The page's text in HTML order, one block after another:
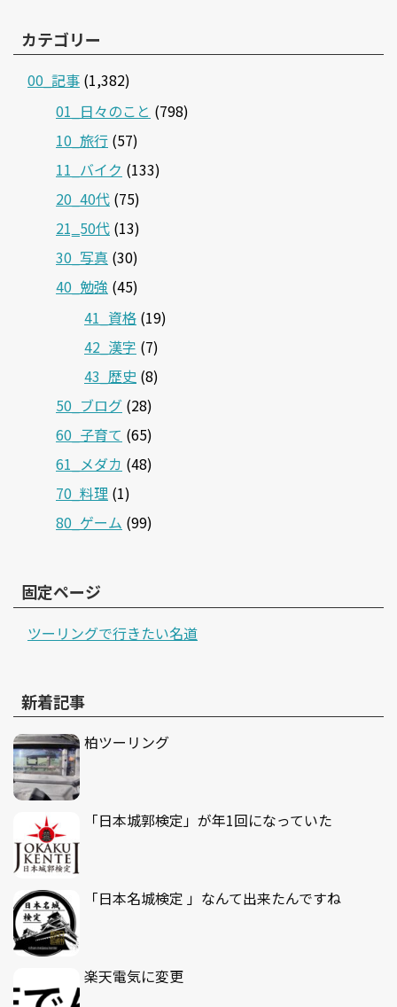
カテゴリー
00_記事 (1,382)
01_日々のこと (798)
10_旅行 (57)
11_バイク (133)
20_40代 (75)
21‗50代 (13)
30_写真 (30)
40_勉強 (45)
41_資格 (19)
42_漢字 (7)
43_歴史 (8)
50_ブログ (28)
60_子育て (65)
61_メダカ (48)
70_料理 (1)
80_ゲーム (99)
固定ページ
ツーリングで行きたい名道
新着記事
柏ツーリング
「日本城郭検定」が年1回になっていた
「日本名城検定 」なんて出来たんですね
楽天電気に変更